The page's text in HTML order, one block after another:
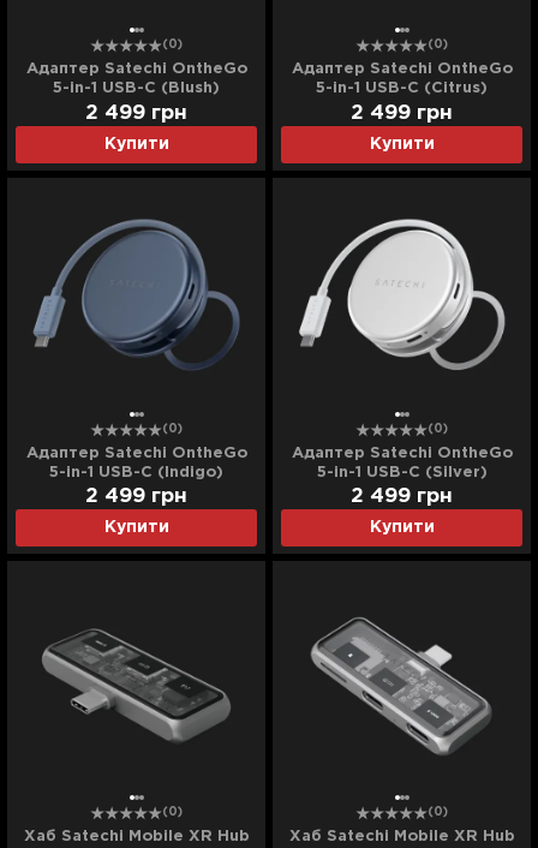
(0)
Адаптер Satechi OntheGo
5-in-1 USB-C (Blush)
Купити
2 499 грн
(0)
Адаптер Satechi OntheGo
5-in-1 USB-C (Citrus)
Купити
2 499 грн
(0)
Адаптер Satechi OntheGo
5-in-1 USB-C (Indigo)
Купити
2 499 грн
(0)
Адаптер Satechi OntheGo
5-in-1 USB-C (Silver)
Купити
2 499 грн
(0)
Хаб Satechi Mobile XR Hub
(0)
Хаб Satechi Mobile XR Hub